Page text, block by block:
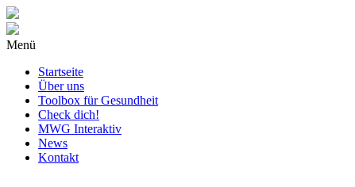
Menü
Startseite
Über uns
Toolbox für Gesundheit
Check dich!
MWG Interaktiv
News
Kontakt